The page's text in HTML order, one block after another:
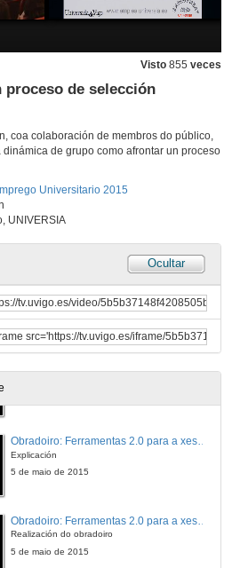
Visto 855 veces
de selección
coa colaboración de membros do público,
de grupo como afrontar un proceso
Universitario 2015
UNIVERSIA
Ocultar
Comunicar as competencias e cualificacións para diferenciarse de outros candidatos
5 de maio de 2015
Presentación
5 de maio de 2015
Obradoiro: Ferramentas 2.0 para a xestión da marca persoal, Internet e redes sociais
Explicación
5 de maio de 2015
Realización do obradoiro
5 de maio de 2015